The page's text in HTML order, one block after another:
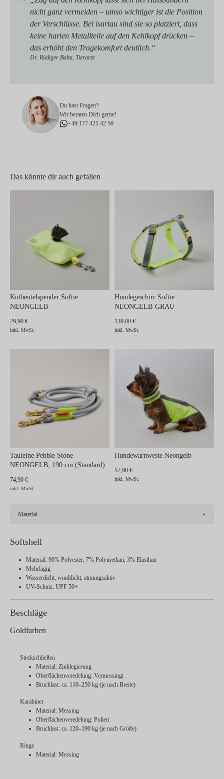
nicht ganz vermeiden – umso wichtiger ist die Position
der Verschlüsse. Bei isartau sind sie so platziert, dass
keine harten Metallteile auf den Kehlkopf drücken –
das erhöht den Tragekomfort deutlich.“
Dr. Rüdiger Baba, Tierarzt
Du hast Fragen?
Wir beraten Dich gerne!
+49 177 421 42 50
Das könnte dir auch gefallen
Kotbeutelspender Softie
NEONGELB
29,90 €
inkl. MwSt.
Hundegeschirr Softie
NEONGELB-GRAU
139,00 €
inkl. MwSt.
Tauleine Pebble Stone
NEONGELB, 190 cm (Standard)
74,90 €
inkl. MwSt.
Hundewarnweste Neongelb
57,90 €
inkl. MwSt.
Material
Softshell
Material: 90% Polyester, 7% Polyurethan, 3% Elasthan
Mehrlagig
Wasserdicht, winddicht, atmungsaktiv
UV-Schutz: UPF 50+
Beschläge
Goldfarben
Steckschließen
Material: Zinklegierung
Oberflächenveredelung: Vermessingt
Bruchlast: ca. 110–250 kg (je nach Breite)
Karabiner
Material: Messing
Oberflächenveredelung: Poliert
Bruchlast: ca. 120–190 kg (je nach Größe)
Ringe
Material: Messing